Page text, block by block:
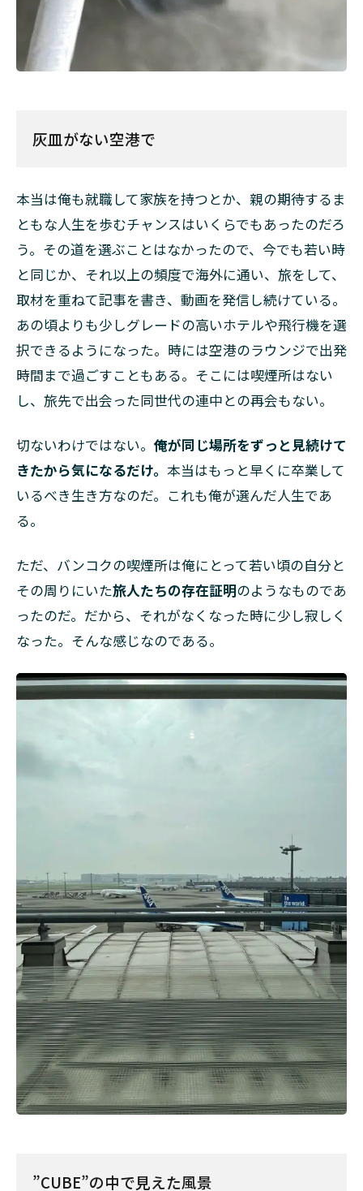
灰皿がない空港で
本当は俺も就職して家族を持つとか、親の期待するま
ともな人生を歩むチャンスはいくらでもあったのだろ
う。その道を選ぶことはなかったので、今でも若い時
と同じか、それ以上の頻度で海外に通い、旅をして、
取材を重ねて記事を書き、動画を発信し続けている。
あの頃よりも少しグレードの高いホテルや飛行機を選
択できるようになった。時には空港のラウンジで出発
時間まで過ごすこともある。そこには喫煙所はない
し、旅先で出会った同世代の連中との再会もない。
切ないわけではない。 俺が同じ場所をずっと見続けて
きたから気になるだけ。 本当はもっと早くに卒業して
いるべき生き方なのだ。これも俺が選んだ人生であ
る。
ただ、バンコクの喫煙所は俺にとって若い頃の自分と
その周りにいた旅人たちの存在証明のようなものであ
ったのだ。だから、それがなくなった時に少し寂しく
なった。そんな感じなのである。
”CUBE”の中で見えた風景